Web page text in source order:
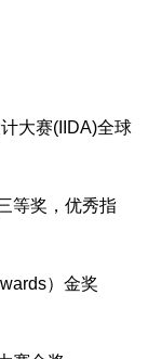
大赛(IIDA)全球
等奖，优秀指
）金奖